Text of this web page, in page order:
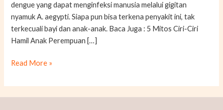
dengue yang dapat menginfeksi manusia melalui gigitan
nyamuk A. aegypti. Siapa pun bisa terkena penyakit ini, tak
terkecuali bayi dan anak-anak. Baca Juga : 5 Mitos Ciri-Ciri
Hamil Anak Perempuan […]
Read More »